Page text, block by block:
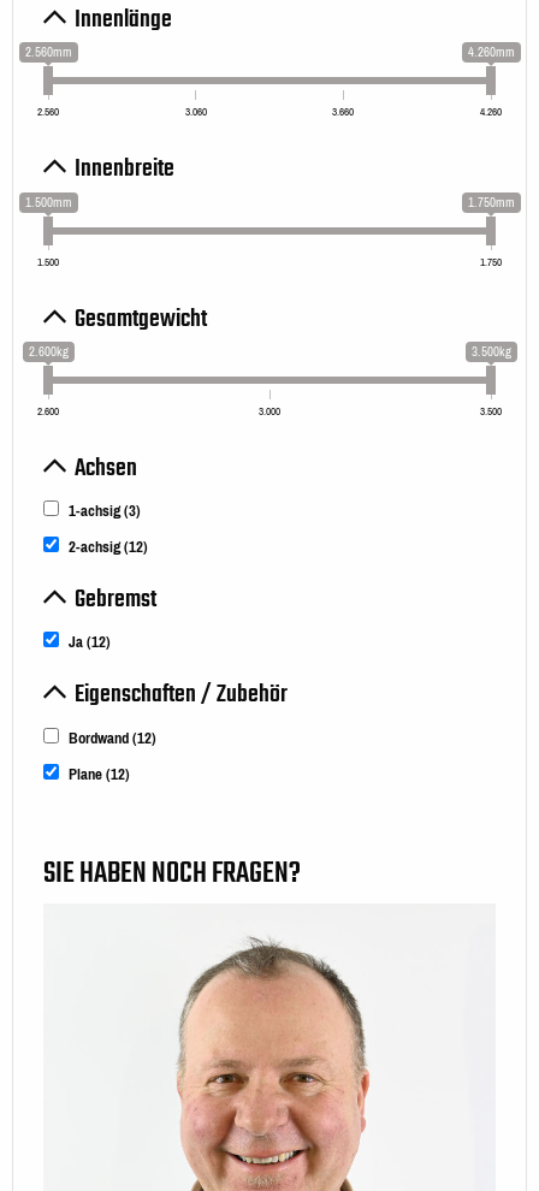
Innenlänge
2.560mm 4.260mm
2.560 3.060 3.660 4.260
Innenbreite
1.500mm 1.750mm
1.500 1.750
Gesamtgewicht
2.600kg 3.500kg
2.600 3.000 3.500
Achsen
1-achsig(3)
2-achsig(12)
Gebremst
Ja(12)
Eigenschaften / Zubehör
Bordwand(12)
Plane(12)
SIE HABEN NOCH FRAGEN?